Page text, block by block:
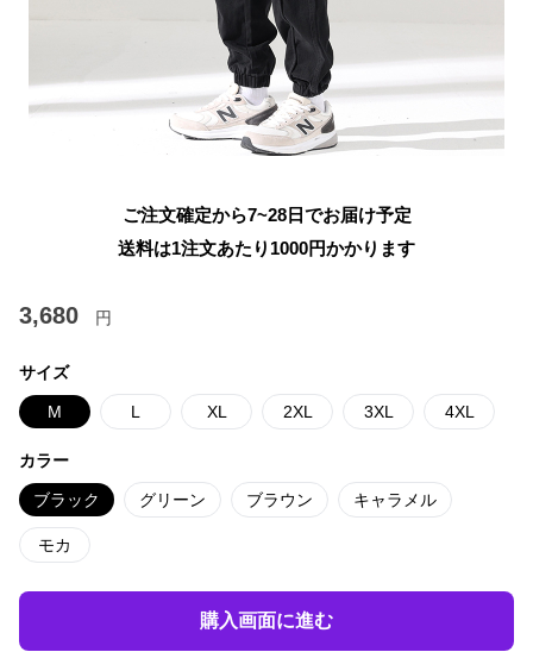
ご注文確定から7~28日でお届け予定
送料は1注文あたり 1000円かかります
3,680 円
サイズ
M L XL 2XL 3XL 4XL
カラー
ブラック グリーン ブラウン キャラメル
モカ
購入画面に進む